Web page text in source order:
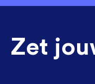
Zet